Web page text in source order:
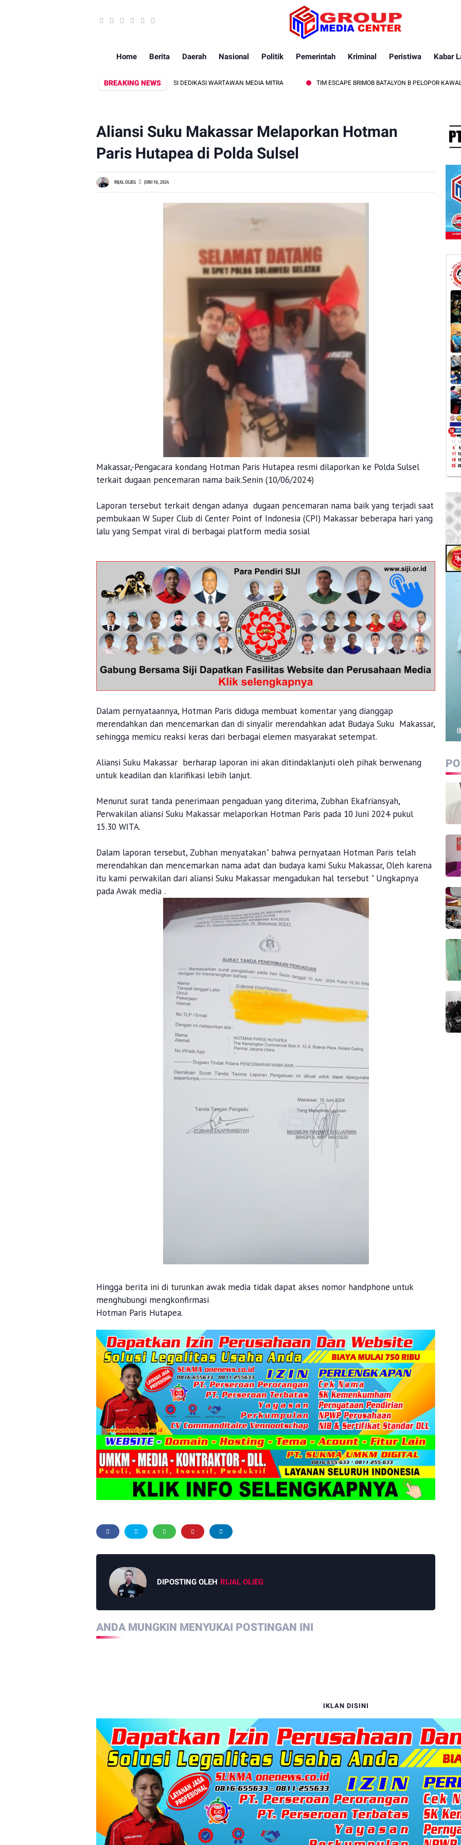
Home Berita Daerah Nasional Politik Pemerintah Kriminal Peristiwa Kabar
BREAKING NEWS
INFORMASI, DANDIM 1409/GOWA APRESIASI DEDIKASI WARTAWAN MEDIA MITRA TIM ESCAPE BRIMOB BATALYON B PELOPOR KAWAL
Aliansi Suku Makassar Melaporkan Hotman
Paris Hutapea di Polda Sulsel
RIJAL OLIEG JUNI 10, 2024
Makassar,-Pengacara kondang Hotman Paris Hutapea resmi dilaporkan ke Polda Sulsel
terkait dugaan pencemaran nama baik.Senin (10/06/2024)
Laporan tersebut terkait dengan adanya dugaan pencemaran nama baik yang terjadi saat
pembukaan W Super Club di Center Point of Indonesia (CPI) Makassar beberapa hari yang
lalu yang Sempat viral di berbagai platform media sosial
Dalam pernyataannya, Hotman Paris diduga membuat komentar yang dianggap
merendahkan dan mencemarkan dan di sinyalir merendahkan adat Budaya Suku Makassar,
sehingga memicu reaksi keras dari berbagai elemen masyarakat setempat.
Aliansi Suku Makassar berharap laporan ini akan ditindaklanjuti oleh pihak berwenang
untuk keadilan dan klarifikasi lebih lanjut.
Menurut surat tanda penerimaan pengaduan yang diterima, Zubhan Ekafriansyah,
Perwakilan aliansi Suku Makassar melaporkan Hotman Paris pada 10 Juni 2024 pukul
15.30 WITA.
Dalam laporan tersebut, Zubhan menyatakan" bahwa pernyataan Hotman Paris telah
merendahkan dan mencemarkan nama adat dan budaya kami Suku Makassar, Oleh karena
itu kami perwakilan dari aliansi Suku Makassar mengadukan hal tersebut " Ungkapnya
pada Awak media .
Hingga berita ini di turunkan awak media tidak dapat akses nomor handphone untuk
menghubungi mengkonfirmasi
Hotman Paris Hutapea.
DIPOSTING OLEH RIJAL OLIEG
ANDA MUNGKIN MENYUKAI POSTINGAN INI
IKLAN DISINI